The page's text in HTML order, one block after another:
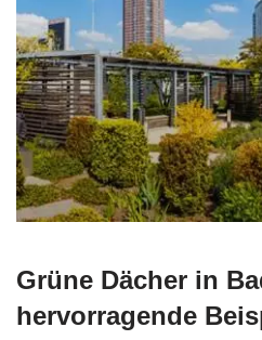
Grüne Dächer in
hervorragende